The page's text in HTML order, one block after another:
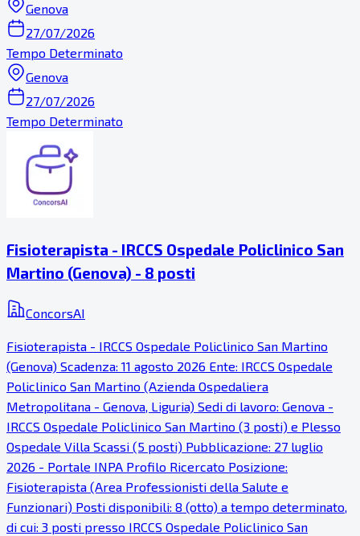
Genova
27/07/2026
Tempo Determinato
Genova
27/07/2026
Tempo Determinato
Fisioterapista - IRCCS Ospedale Policlinico San
Martino (Genova) - 8 posti
ConcorsAI
Fisioterapista - IRCCS Ospedale Policlinico San Martino
(Genova) Scadenza: 11 agosto 2026 Ente: IRCCS Ospedale
Policlinico San Martino (Azienda Ospedaliera
Metropolitana - Genova, Liguria) Sedi di lavoro: Genova -
IRCCS Ospedale Policlinico San Martino (3 posti) e Plesso
Ospedale Villa Scassi (5 posti) Pubblicazione: 27 luglio
2026 - Portale INPA Profilo Ricercato Posizione:
Fisioterapista (Area Professionisti della Salute e
Funzionari) Posti disponibili: 8 (otto) a tempo determinato,
di cui: 3 posti presso IRCCS Ospedale Policlinico San